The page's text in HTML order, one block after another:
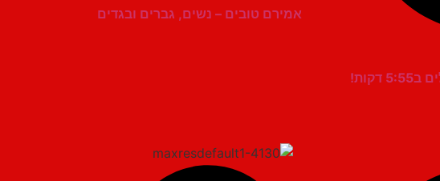
אמירם טובים – נשים, גברים ובגדים